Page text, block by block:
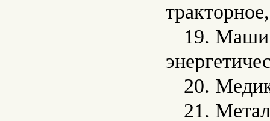
19.
20.
21.